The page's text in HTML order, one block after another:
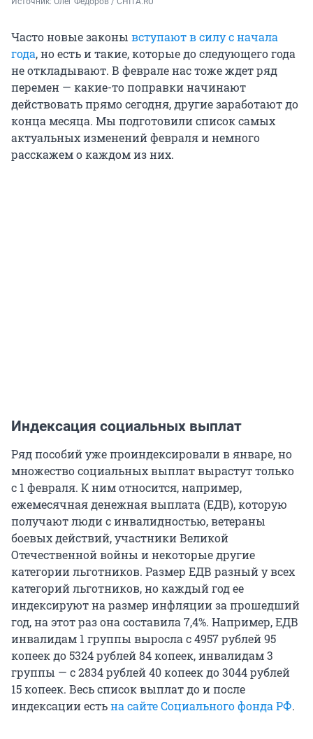
Часто новые законы вступают в силу с начала
года, но есть и такие, которые до следующего года
не откладывают. В феврале нас тоже ждет ряд
перемен — какие-то поправки начинают
действовать прямо сегодня, другие заработают до
конца месяца. Мы подготовили список самых
актуальных изменений февраля и немного
расскажем о каждом из них.
Индексация социальных выплат
Ряд пособий уже проиндексировали в январе, но
множество социальных выплат вырастут только
с 1 февраля. К ним относится, например,
ежемесячная денежная выплата (ЕДВ), которую
получают люди с инвалидностью, ветераны
боевых действий, участники Великой
Отечественной войны и некоторые другие
категории льготников. Размер ЕДВ разный у всех
категорий льготников, но каждый год ее
индексируют на размер инфляции за прошедший
год, на этот раз она составила 7,4%. Например, ЕДВ
инвалидам 1 группы выросла с 4957 рублей 95
копеек до 5324 рублей 84 копеек, инвалидам 3
группы — с 2834 рублей 40 копеек до 3044 рублей
15 копеек. Весь список выплат до и после
индексации естьна сайте Социального фонда РФ.